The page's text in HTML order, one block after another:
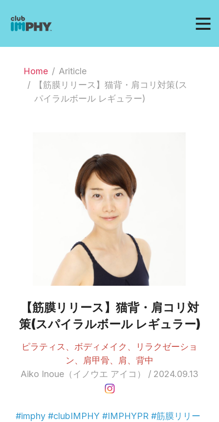
Home
Ariticle
【筋膜リリース】猫背・肩コリ対策(ス
パイラルボール レギュラー)
【筋膜リリース】猫背・肩コリ対
策(スパイラルボール レギュラー)
ピラティス、ボディメイク、リラクゼーショ
ン、肩甲骨、肩、背中
Aiko Inoue（イノウエ アイコ） / 2024.09.13
#imphy #clubIMPHY #IMPHYPR #筋膜リリー